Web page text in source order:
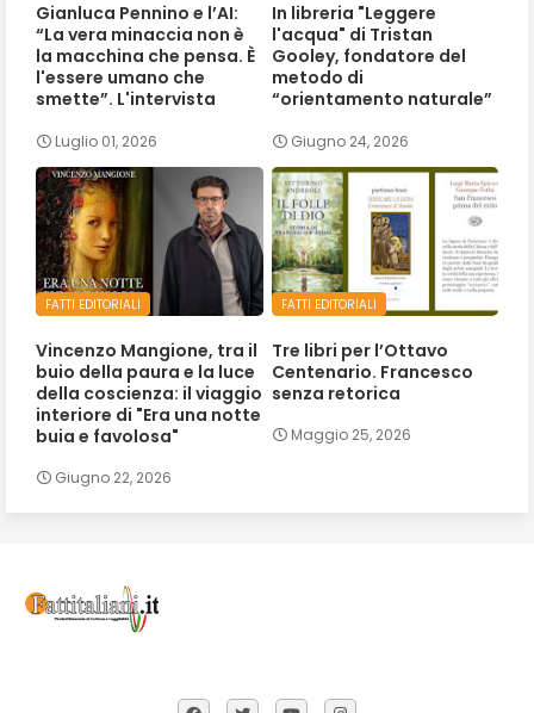
Gianluca Pennino e l’AI:
“La vera minaccia non è
la macchina che pensa. È
l'essere umano che
smette”. L'intervista
Luglio 01, 2026
In libreria "Leggere
l'acqua" di Tristan
Gooley, fondatore del
metodo di
“orientamento naturale”
Giugno 24, 2026
FATTI EDITORIALI
Vincenzo Mangione, tra il
buio della paura e la luce
della coscienza: il viaggio
interiore di "Era una notte
buia e favolosa"
Giugno 22, 2026
FATTI EDITORIALI
Tre libri per l’Ottavo
Centenario. Francesco
senza retorica
Maggio 25, 2026